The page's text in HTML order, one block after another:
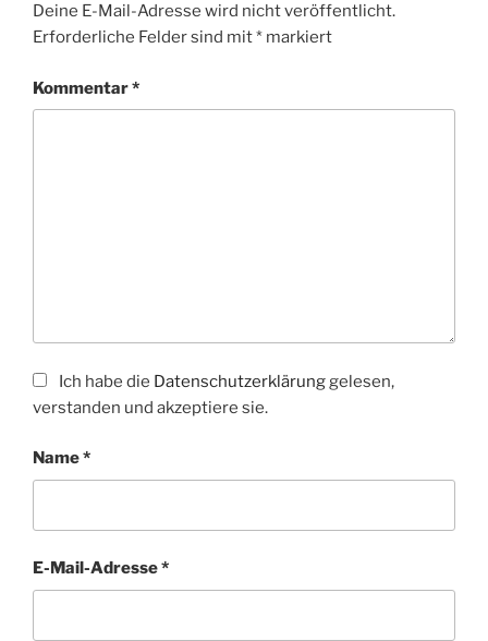
Deine E-Mail-Adresse wird nicht veröffentlicht.
Erforderliche Felder sind mit* markiert
Kommentar*
Ich habe die Datenschutzerklärunggelesen,
verstanden und akzeptiere sie.
Name*
E-Mail-Adresse*